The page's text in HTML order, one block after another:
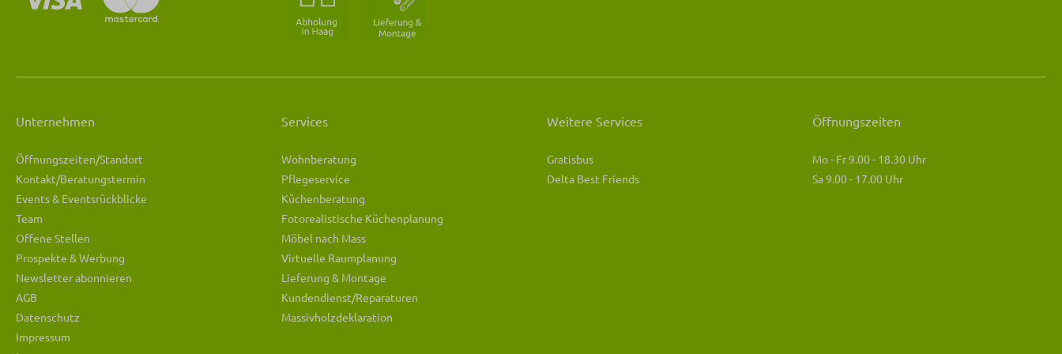
Unternehmen
Öffnungszeiten/Standort
Kontakt/Beratungstermin
Events & Eventsrückblicke
Team
Offene Stellen
Prospekte & Werbung
Newsletter abonnieren
AGB
Datenschutz
Impressum
Services
Wohnberatung
Pflegeservice
Küchenberatung
Fotorealistische Küchenplanung
Möbel nach Mass
Virtuelle Raumplanung
Lieferung & Montage
Kundendienst/Reparaturen
Massivholzdeklaration
Weitere Services
Gratisbus
Delta Best Friends
Öffnungszeiten
Mo - Fr 9.00 - 18.30 Uhr
Sa 9.00 - 17.00 Uhr